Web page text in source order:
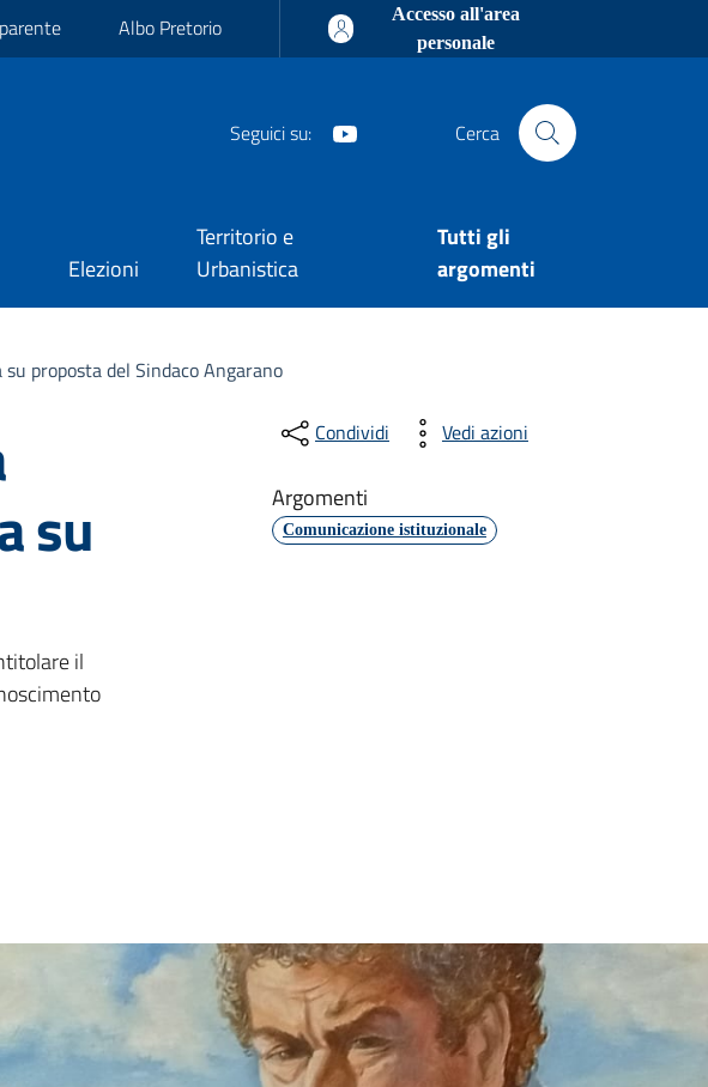
Albo Pretorio
Accesso all'area
personale
Seguici su: Cerca
Elezioni
Territorio e
Urbanistica
Tutti gli
argomenti
proposta del Sindaco Angarano
su
il
Condividi Vedi azioni
Argomenti
Comunicazione istituzionale